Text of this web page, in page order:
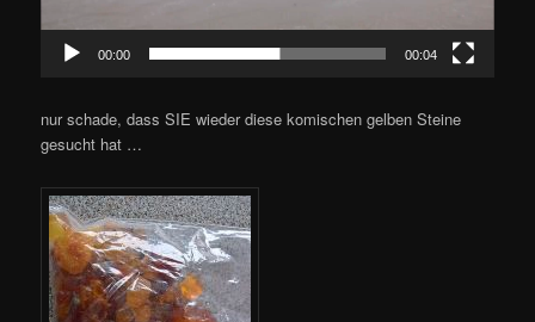
00:00 00:04
nur schade, dass SIE wieder diese komischen gelben Steine
gesucht hat …